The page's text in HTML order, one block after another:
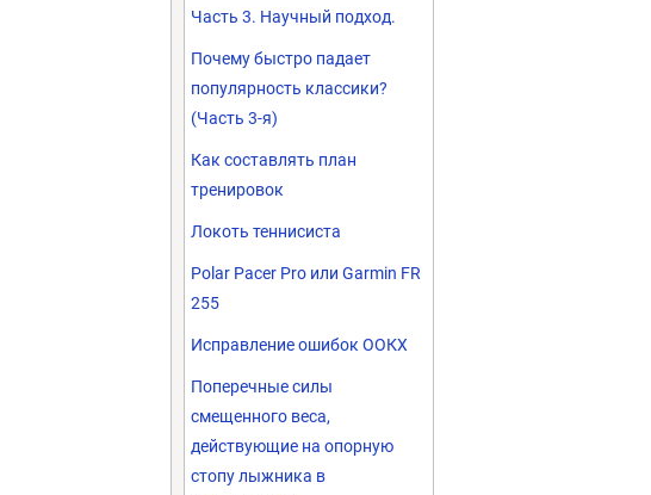
Часть 3. Научный подход.
Почему быстро падает
популярность классики?
(Часть 3-я)
Как составлять план
тренировок
Локоть теннисиста
Polar Pacer Pro или Garmin FR
255
Исправление ошибок ООКХ
Поперечные силы
смещенного веса,
действующие на опорную
стопу лыжника в